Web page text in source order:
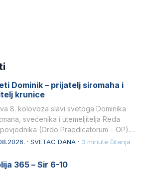
Dominik – prijatelj siromaha i
krunice
8. kolovoza slavi svetoga Dominika
svećenika i utemeljitelja Reda
(Ordo Praedicatorum – OP).
životom, dubokom ljubavlju prema
· SVETAC DANA · 3 minute čitanja
365 – Sir 6-10